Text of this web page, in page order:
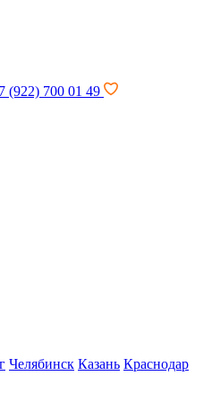
(922) 700 01 49
Челябинск Казань Краснодар